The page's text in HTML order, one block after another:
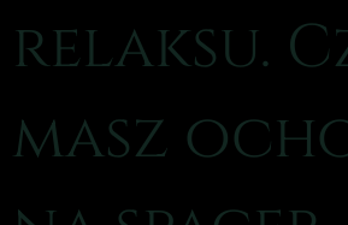
relaksu.
masz